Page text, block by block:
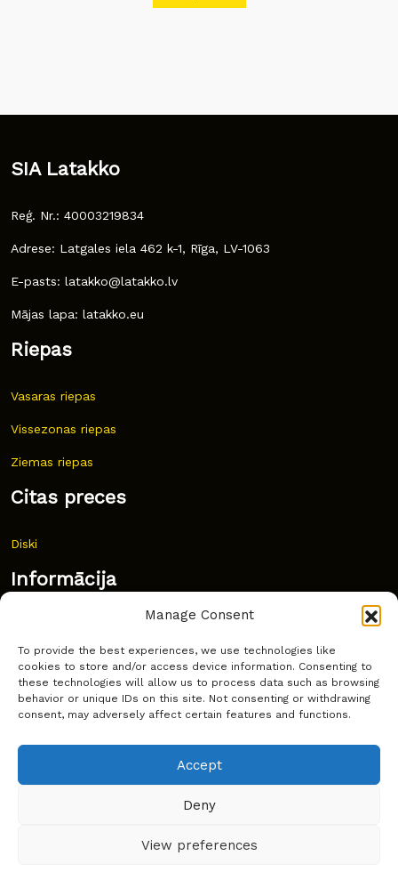
Manage Consent
To provide the best experiences, we use technologies like
cookies to store and/or access device information. Consenting to
these technologies will allow us to process data such as browsing
behavior or unique IDs on this site. Not consenting or withdrawing
consent, may adversely affect certain features and functions.
Accept
Deny
View preferences
SIA Latakko
Reģ. Nr.: 40003219834
Adrese: Latgales iela 462 k-1, Rīga, LV-1063
E-pasts: latakko@latakko.lv
Mājas lapa: latakko.eu
Riepas
Vasaras riepas
Vissezonas riepas
Ziemas riepas
Citas preces
Diski
Informācija
Bieži uzdoti jautājumi
Kur pirkt?
Sīkdatņu politika
Copyright © Latakko 2024